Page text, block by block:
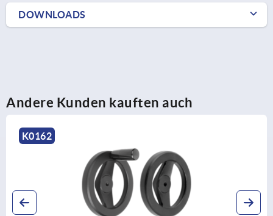
DOWNLOADS
Andere Kunden kauften auch
K0162